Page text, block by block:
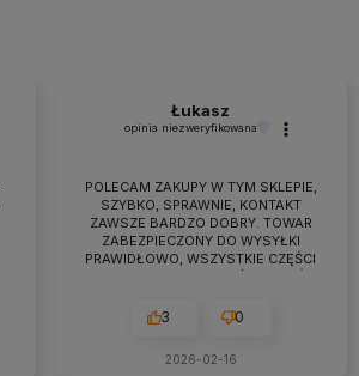
Łukasz
opinia niezweryfikowana
POLECAM ZAKUPY W TYM SKLEPIE,
SZYBKO, SPRAWNIE, KONTAKT
ZAWSZE BARDZO DOBRY. TOWAR
ZABEZPIECZONY DO WYSYŁKI
PRAWIDŁOWO, WSZYSTKIE CZĘŚCI
BYŁY W ZESTAWIE. jEŻELI KTOŚ
WARTO TUTAJ
3 0
2026-02-16